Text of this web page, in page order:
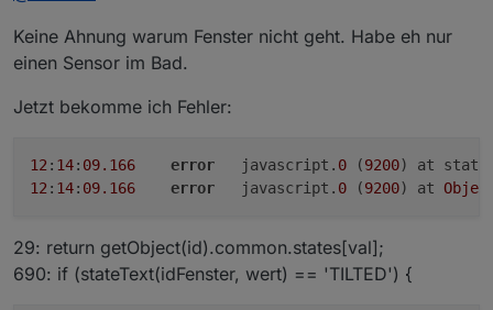
Funktion...(ich hatte es doch schon mal probiert)
https://forum.iobroker.net/post/256456
aster/docs/en/javascript.md#---selector
Keine Ahnung warum Fenster nicht geht. Habe eh nur
einen Sensor im Bad.
Jetzt bekomme ich Fehler:
12: 14: 09.166 error
	javascript.
0 (9200) at
12: 14: 09.166 error
	javascript.
0 (9200) at
29: return getObject(id).common.states[val];
690: if (stateText(idFenster, wert) == 'TILTED') {